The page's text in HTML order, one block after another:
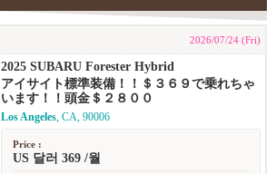
2026/07/24 (Fri)
2025 SUBARU Forester Hybrid
アイサイト標準装備！！＄３６９で乗れちゃ
います！！頭金＄２８００
Los Angeles, CA, 90006
Price :
US 달러 369 /월